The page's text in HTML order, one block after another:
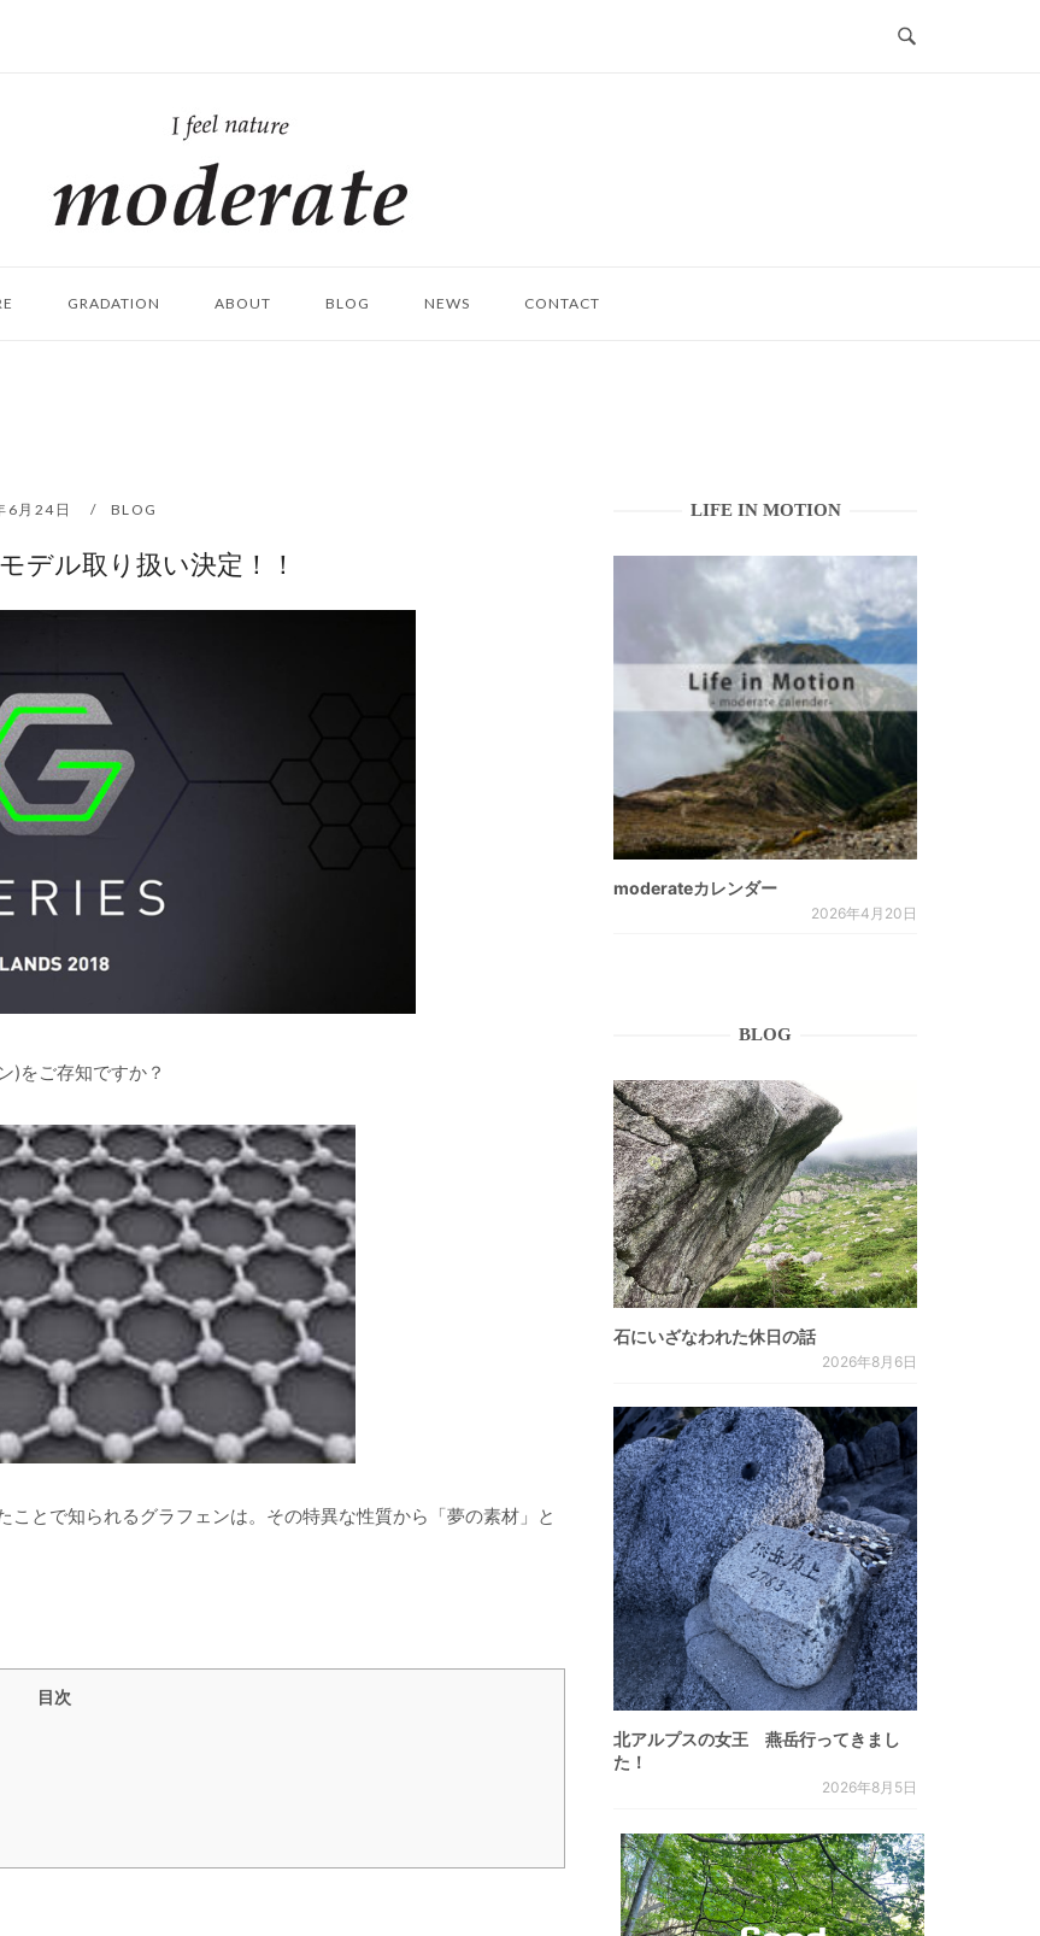
ム
GRADATION ABOUT BLOG NEWS CONTACT
6月24日 BLOG
デル取り扱い決定！！
)をご存知ですか？
とで知られるグラフェンは。その特異な性質から「夢の素材」と
目次
LIFE IN MOTION
moderateカレンダー
2026年4月20日
BLOG
石にいざなわれた休日の話
2026年8月6日
北アルプスの女王 燕岳行ってきまし
た！
2026年8月5日